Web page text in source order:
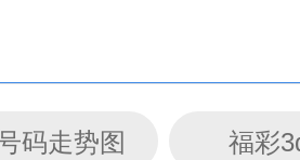
码走势图 福彩